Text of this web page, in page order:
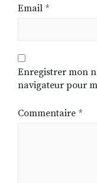
Email *
Enregistrer mon
navigateur pour
Commentaire *